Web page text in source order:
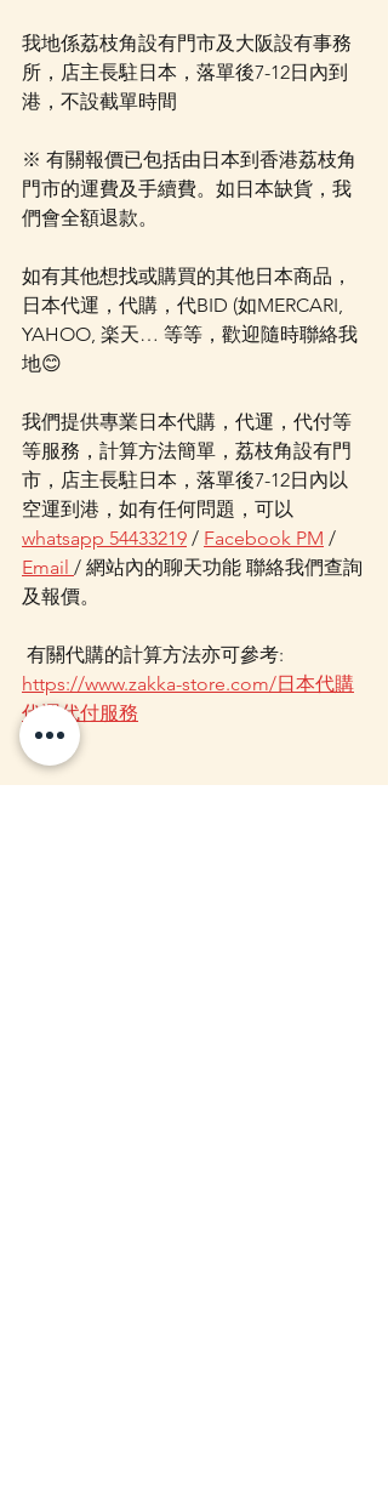
我地係荔枝角設有門市及大阪設有事務
所，店主長駐日本，落單後7-12日內到
港，不設截單時間
※ 有關報價已包括由日本到香港荔枝角
門市的運費及手續費。如日本缺貨，我
們會全額退款。
如有其他想找或購買的其他日本商品，
日本代運，代購，代BID (如MERCARI,
YAHOO, 楽天… 等等，歡迎隨時聯絡我
地😊
我們提供專業日本代購，代運，代付等
等服務，計算方法簡單，荔枝角設有門
市，店主長駐日本，落單後7-12日內以
空運到港，如有任何問題，可以
whatsapp 54433219 / Facebook PM /
Email / 網站內的聊天功能 聯絡我們查詢
及報價。
有關代購的計算方法亦可參考:
https://www.zakka-store.com/日本代購
代運代付服務